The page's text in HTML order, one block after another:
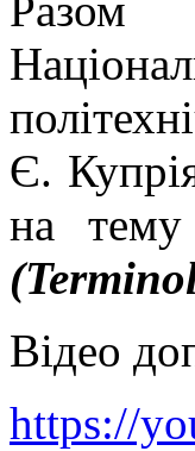
Є.
на тему
Відео
https://